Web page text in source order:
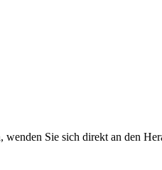
Sie sich direkt an den